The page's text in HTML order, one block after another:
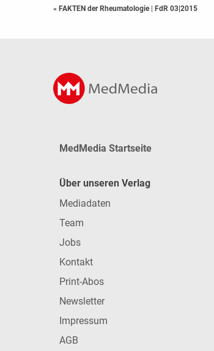
« FAKTEN der Rheumatologie | FdR 03|2015
MedMedia Startseite
Über unseren Verlag
Mediadaten
Team
Jobs
Kontakt
Print-Abos
Newsletter
Impressum
AGB